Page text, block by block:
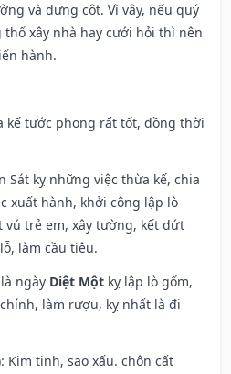
và dựng cột. Vì vậy, nếu quý
xây nhà hay cưới hỏi thì nên
hành.
kế tước phong rất tốt, đồng thời
Sát kỵ những việc thừa kế, chia
xuất hành, khởi công lập lò
trẻ em, xây tường, kết dứt
làm cầu tiêu.
ngày Diệt Một kỵ lập lò gốm,
làm rượu, kỵ nhất là đi
Kim tinh, sao xấu. chôn cất